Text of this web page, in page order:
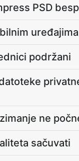
PSD
uređajima
podržani
ne
sačuvati